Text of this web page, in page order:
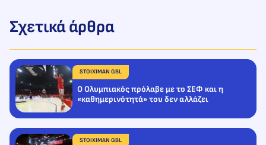
Σχετικά άρθρα
STOIXIMAN GBL
Ο Ολυμπιακός πρόλαβε με το ΣΕΦ και η
«καθημερινότητά» του δεν αλλάζει
STOIXIMAN GBL